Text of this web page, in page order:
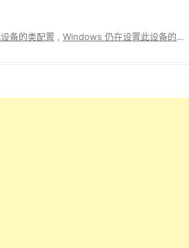
备的类配置 Windows 仍在设置此设备的类配置。 (代码 56)